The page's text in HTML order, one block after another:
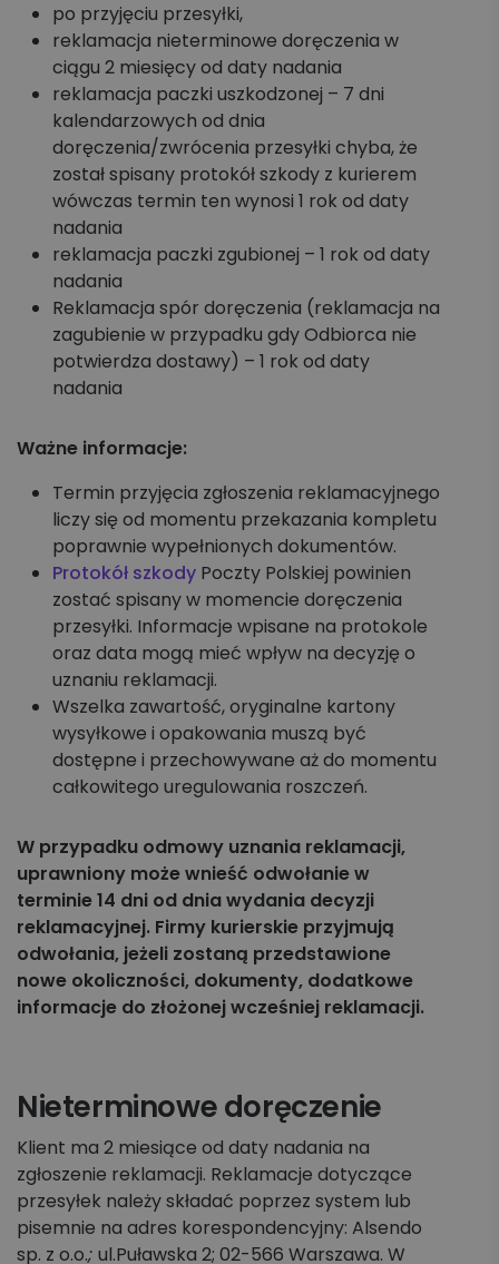
po przyjęciu przesyłki,
reklamacja nieterminowe doręczenia w
ciągu 2 miesięcy od daty nadania
reklamacja paczki uszkodzonej – 7 dni
kalendarzowych od dnia
doręczenia/zwrócenia przesyłki chyba, że
został spisany protokół szkody z kurierem
wówczas termin ten wynosi 1 rok od daty
nadania
reklamacja paczki zgubionej – 1 rok od daty
nadania
Reklamacja spór doręczenia (reklamacja na
zagubienie w przypadku gdy Odbiorca nie
potwierdza dostawy) – 1 rok od daty
nadania
Ważne informacje:
Termin przyjęcia zgłoszenia reklamacyjnego
liczy się od momentu przekazania kompletu
poprawnie wypełnionych dokumentów.
Protokół szkody Poczty Polskiej powinien
zostać spisany w momencie doręczenia
przesyłki. Informacje wpisane na protokole
oraz data mogą mieć wpływ na decyzję o
uznaniu reklamacji.
Wszelka zawartość, oryginalne kartony
wysyłkowe i opakowania muszą być
dostępne i przechowywane aż do momentu
całkowitego uregulowania roszczeń.
W przypadku odmowy uznania reklamacji,
uprawniony może wnieść odwołanie w
terminie 14 dni od dnia wydania decyzji
reklamacyjnej. Firmy kurierskie przyjmują
odwołania, jeżeli zostaną przedstawione
nowe okoliczności, dokumenty, dodatkowe
informacje do złożonej wcześniej reklamacji.
Nieterminowe doręczenie
Klient ma 2 miesiące od daty nadania na
zgłoszenie reklamacji. Reklamacje dotyczące
przesyłek należy składać poprzez system lub
pisemnie na adres korespondencyjny: Alsendo
sp. z o.o.; ul.Puławska 2; 02-566 Warszawa. W